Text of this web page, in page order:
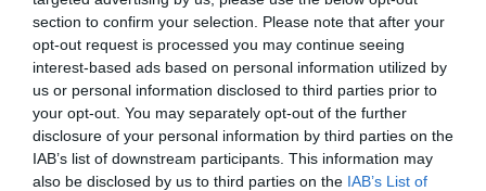
section to confirm your selection. Please note that after your
opt-out request is processed you may continue seeing
interest-based ads based on personal information utilized by
us or personal information disclosed to third parties prior to
your opt-out. You may separately opt-out of the further
disclosure of your personal information by third parties on the
IAB’s list of downstream participants. This information may
also be disclosed by us to third parties on the IAB’s List of
nueva campaña de las farmacias
Apoteca Natura
Noticias y novedades
Redacción
25/04/2023
El objetivo de la campaña es proporcionar
consejos personalizados sobre productos,
alimentación y estilo de vida, así como
identificación de los factores de riesgo de
los trastornos digestivos más habituales